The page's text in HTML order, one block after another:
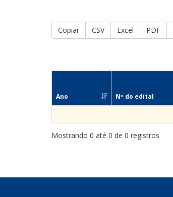
Copiar CSV Excel PDF
Ano Nº do edital
Mostrando 0 até 0 de 0 registros